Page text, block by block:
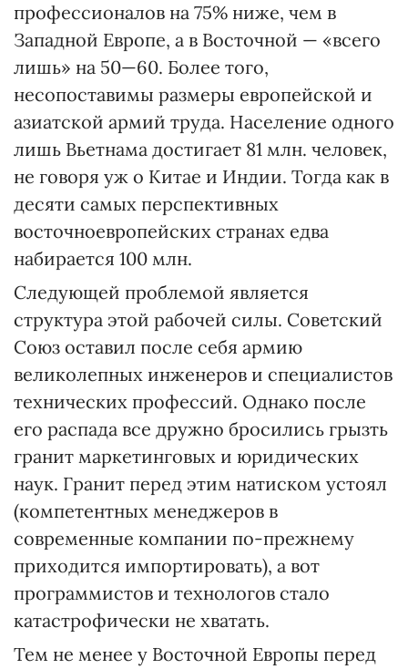
профессионалов на 75% ниже, чем в
Западной Европе, а в Восточной — «всего
лишь» на 50—60. Более того,
несопоставимы размеры европейской и
азиатской армий труда. Население одного
лишь Вьетнама достигает 81 млн. человек,
не говоря уж о Китае и Индии. Тогда как в
десяти самых перспективных
восточноевропейских странах едва
набирается 100 млн.
Следующей проблемой является
структура этой рабочей силы. Советский
Союз оставил после себя армию
великолепных инженеров и специалистов
технических профессий. Однако после
его распада все дружно бросились грызть
гранит маркетинговых и юридических
наук. Гранит перед этим натиском устоял
(компетентных менеджеров в
современные компании по-прежнему
приходится импортировать), а вот
программистов и технологов стало
катастрофически не хватать.
Тем не менее у Восточной Европы перед